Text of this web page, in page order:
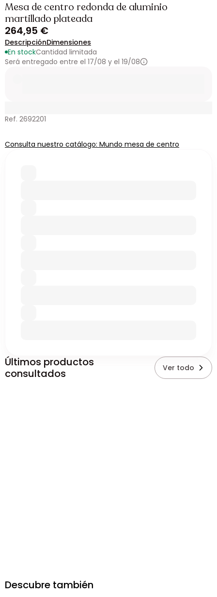
Mesa de centro redonda de aluminio
martillado plateada
264,95 €
DescripciónDimensiones
En stockCantidad limitada
Será entregado entre el 17/08 y el 19/08
Ref. 2692201
Consulta nuestro catálogo: Mundo mesa de centro
Últimos productos
consultados
Ver todo
Descubre también